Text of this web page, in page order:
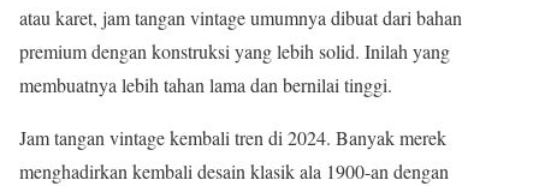
atau karet, jam tangan vintage umumnya dibuat dari bahan
premium dengan konstruksi yang lebih solid. Inilah yang
membuatnya lebih tahan lama dan bernilai tinggi.
Jam tangan vintage kembali tren di 2024. Banyak merek
menghadirkan kembali desain klasik ala 1900-an dengan